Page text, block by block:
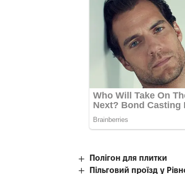
Полігон для плитки
Пільговий проїзд у